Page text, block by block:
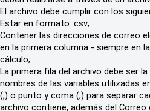
El archivo debe cumplir con los
Estar en formato .csv;
Contener las direcciones de correo
en la primera columna - siempre en
cálculo;
La primera fila del archivo debe ser
nombres de las variables utilizadas
(,) o punto y coma (;) para separar
archivo contiene, además del